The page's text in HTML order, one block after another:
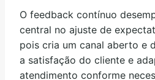
O feedback contínuo
central no ajuste de
pois cria um canal aberto e
a satisfação do cliente e
atendimento conforme